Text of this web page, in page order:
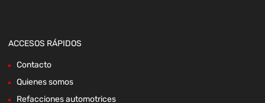
ACCESOS RÁPIDOS
Contacto
Quienes somos
Refacciones automotrices